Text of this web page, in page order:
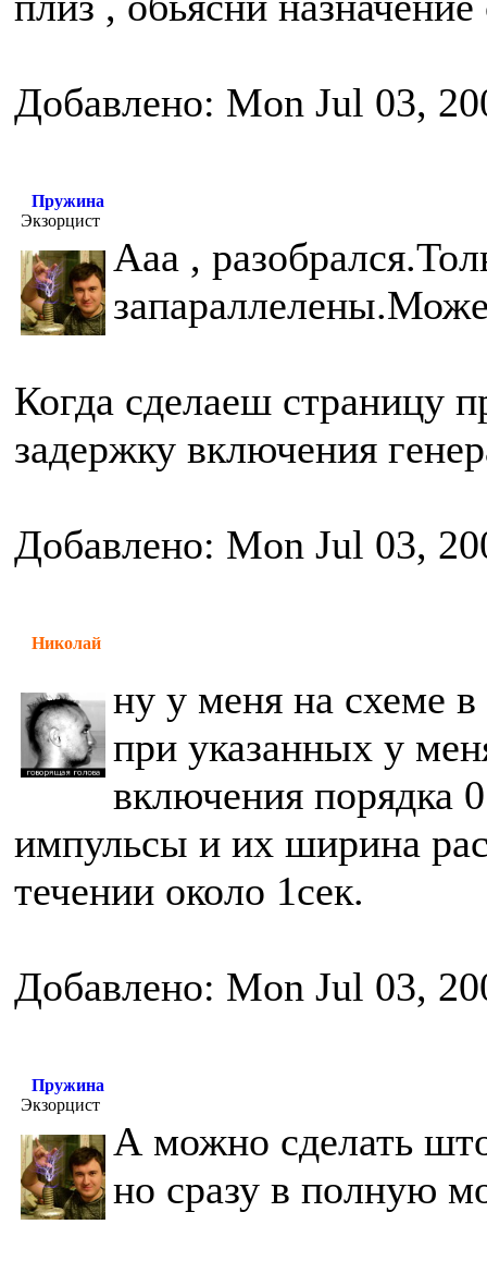
Добавлено: Mon Jul 03,
Пружина
Экзорцист
Ааа ,
Когда сделаеш страницу
задержку включения
Добавлено: Mon Jul 03,
Николай
ну у меня на схеме
при указанных у
включения порядка
импульсы и их ширина
течении около 1сек.
Добавлено: Mon Jul 03,
Пружина
Экзорцист
А можно сделать
но сразу в полную